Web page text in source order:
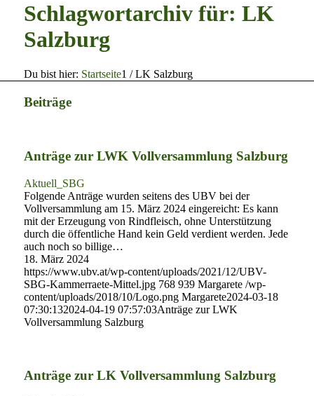
Schlagwortarchiv für: LK
Salzburg
Du bist hier: Startseite1 / LK Salzburg
Beiträge
Anträge zur LWK Vollversammlung Salzburg
Aktuell_SBG
Folgende Anträge wurden seitens des UBV bei der
Vollversammlung am 15. März 2024 eingereicht: Es kann
mit der Erzeugung von Rindfleisch, ohne Unterstützung
durch die öffentliche Hand kein Geld verdient werden. Jede
auch noch so billige…
18. März 2024
https://www.ubv.at/wp-content/uploads/2021/12/UBV-
SBG-Kammerraete-Mittel.jpg 768 939 Margarete /wp-
content/uploads/2018/10/Logo.png Margarete2024-03-18
07:30:132024-04-19 07:57:03Anträge zur LWK
Vollversammlung Salzburg
Anträge zur LK Vollversammlung Salzburg